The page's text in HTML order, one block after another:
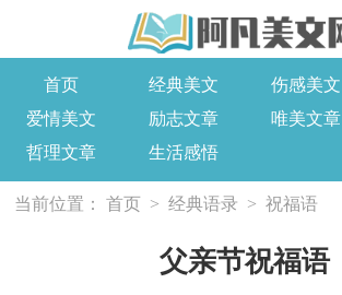
首页 经典美文 伤感美文
爱情美文
励志文章 唯美文章
哲理文章
生活感悟
当前位置： 首页 > 经典语录 > 祝福语
父亲节祝福语